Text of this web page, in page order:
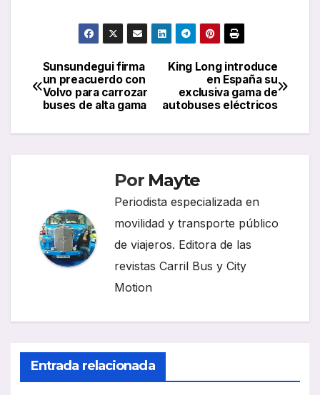
Navegación
de
entradas
King Long introduce
en España su
exclusiva gama de
autobuses eléctricos
Sunsundegui firma
un preacuerdo con
Volvo para carrozar
buses de alta gama
Por Mayte
Periodista especializada en
movilidad y transporte público
de viajeros. Editora de las
revistas Carril Bus y City
Motion
Entrada relacionada